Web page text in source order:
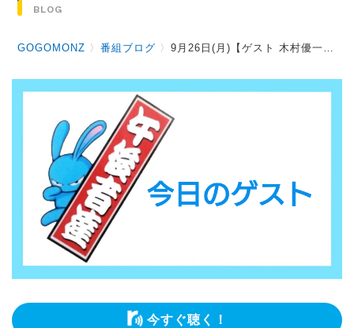
BLOG
GOGOMONZ 〉番組ブログ 〉9月26日(月)【ゲスト 木村優一さん】
今すぐ聴く！